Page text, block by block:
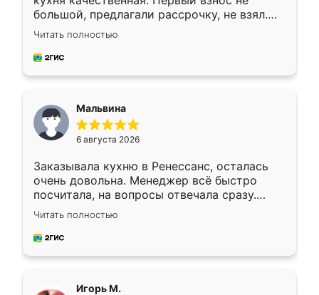
большой, предлагали рассрочку, не взял.
Ждал меньше месяца, сборщик с прямыми
руками. По цене вышло адекватно.
Рекомендую!
Читать полностью
Мальвина
6 августа 2026
Заказывала кухню в Ренессанс, осталась
очень довольна. Менеджер всё быстро
посчитала, на вопросы отвечала сразу.
Замерщик приехал в субботу, подошёл к
делу со всей ответственностью. Собрали
за день, ребята работали аккуратно, даже
Читать полностью
Игорь М.